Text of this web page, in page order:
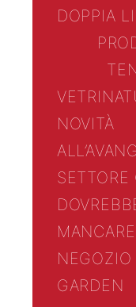
DOPPIA
VETRINA
NOVITÀ
GARDEN